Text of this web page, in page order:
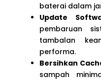
baterai dalam
Update
pembaruan
tambalan
performa.
Bersihkan
sampah